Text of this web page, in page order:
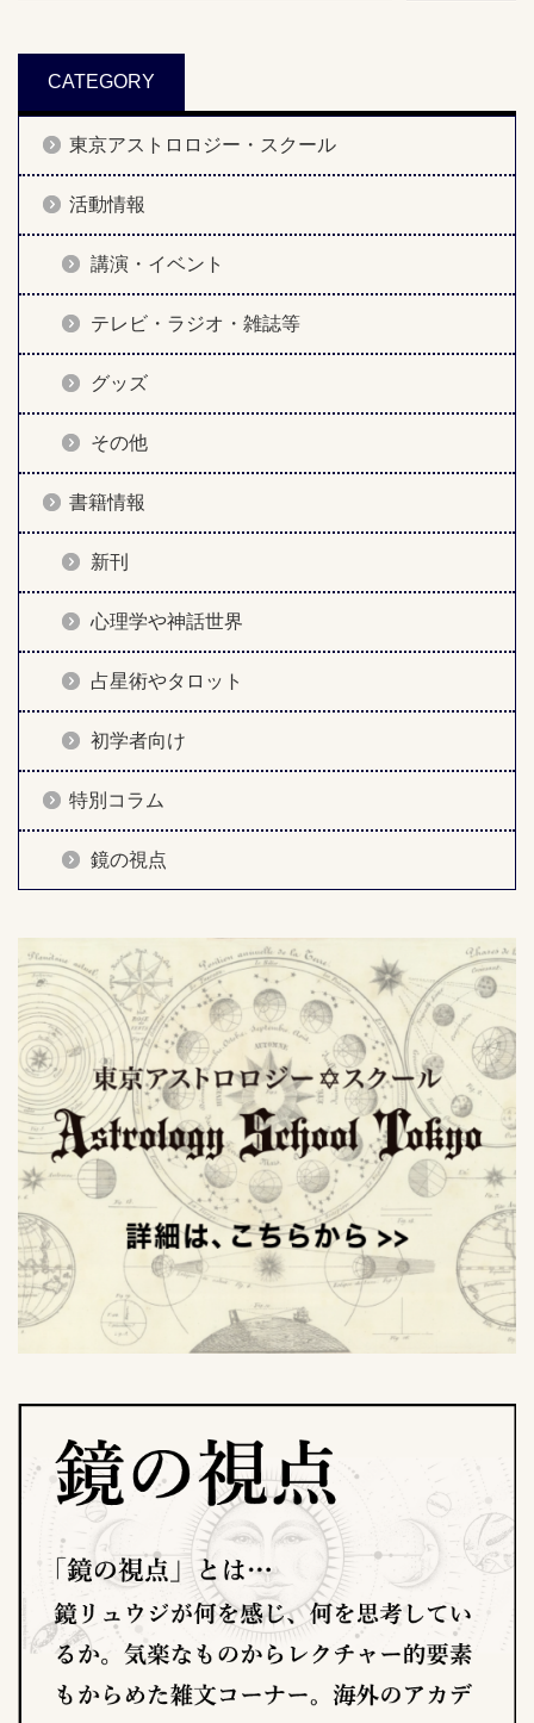
CATEGORY
東京アストロロジー・スクール
活動情報
講演・イベント
テレビ・ラジオ・雑誌等
グッズ
その他
書籍情報
新刊
心理学や神話世界
占星術やタロット
初学者向け
特別コラム
鏡の視点